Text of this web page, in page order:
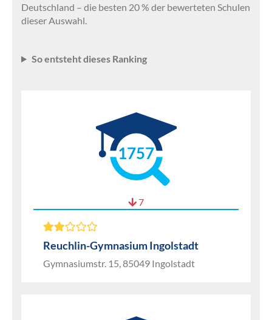
Deutschland – die besten 20 % der bewerteten Schulen
dieser Auswahl.
So entsteht dieses Ranking
1757
7
Reuchlin-Gymnasium Ingolstadt
Gymnasiumstr. 15, 85049 Ingolstadt